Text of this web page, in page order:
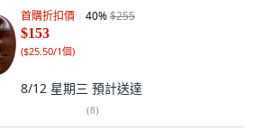
首購折扣價 40%$255
$153
($25.50/1個)
8/12 星期三 預計送達
(8)